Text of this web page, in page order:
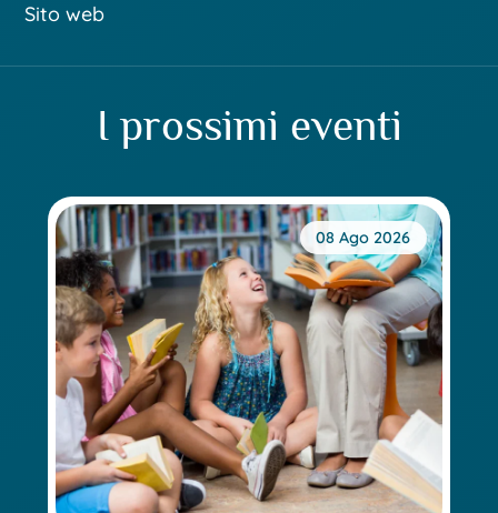
Sito web
I prossimi eventi
08 Ago 2026